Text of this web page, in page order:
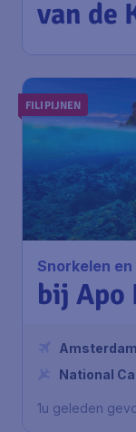
Luchthaven
FILIPIJNEN
Snorkelen en
bij Apo
Amsterdam
Schiphol
National
1u geleden